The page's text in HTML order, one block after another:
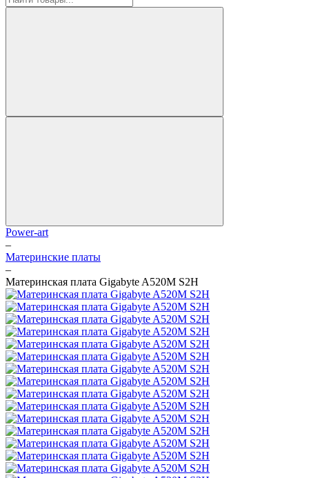
Power-art
–
Материнские платы
–
Материнская плата Gigabyte A520M S2H